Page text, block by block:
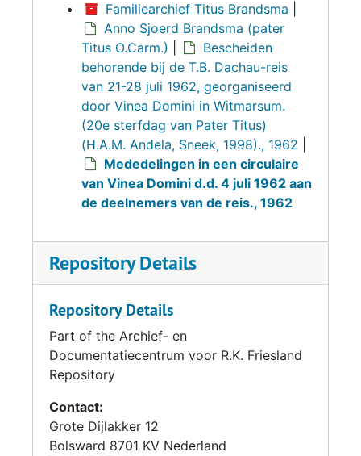
Familiearchief Titus Brandsma
Anno Sjoerd Brandsma (pater
Titus O.Carm.)
Bescheiden
behorende bij de T.B. Dachau-reis
van 21-28 juli 1962, georganiseerd
door Vinea Domini in Witmarsum.
(20e sterfdag van Pater Titus)
(H.A.M. Andela, Sneek, 1998)., 1962
Mededelingen in een circulaire
van Vinea Domini d.d. 4 juli 1962 aan
de deelnemers van de reis., 1962
Repository Details
Repository Details
Part of the Archief- en
Documentatiecentrum voor R.K. Friesland
Repository
Contact:
Grote Dijlakker 12
Bolsward 8701 KV Nederland